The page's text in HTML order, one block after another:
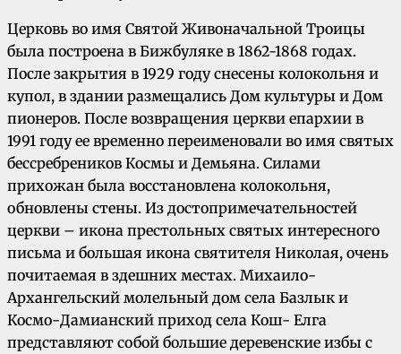
Церковь во имя Святой Живоначальной Троицы
была построена в Бижбуляке в 1862-1868 годах.
После закрытия в 1929 году снесены колокольня и
купол, в здании размещались Дом культуры и Дом
пионеров. После возвращения церкви епархии в
1991 году ее временно переименовали во имя святых
бессребреников Космы и Демьяна. Силами
прихожан была восстановлена колокольня,
обновлены стены. Из достопримечательностей
церкви – икона престольных святых интересного
письма и большая икона святителя Николая, очень
почитаемая в здешних местах. Михаило-
Архангельский молельный дом села Базлык и
Космо-Дамианский приход села Кош- Елга
представляют собой большие деревенские избы с